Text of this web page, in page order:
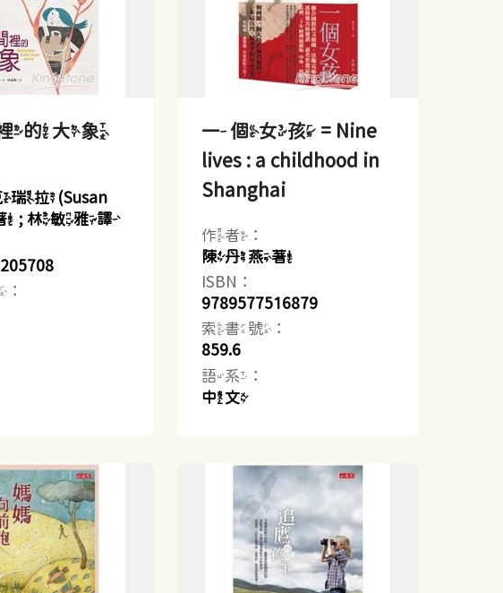
的大象
瑞拉(Susan
著 ; 林敏雅譯
一個女孩 = Nine
lives : a childhood in
Shanghai
作者：
陳丹燕著
ISBN：
9789577516879
索書號：
859.6
語系：
中文